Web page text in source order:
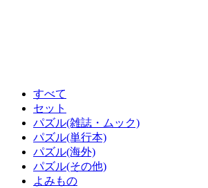
すべて
セット
パズル(雑誌・ムック)
パズル(単行本)
パズル(海外)
パズル(その他)
よみもの